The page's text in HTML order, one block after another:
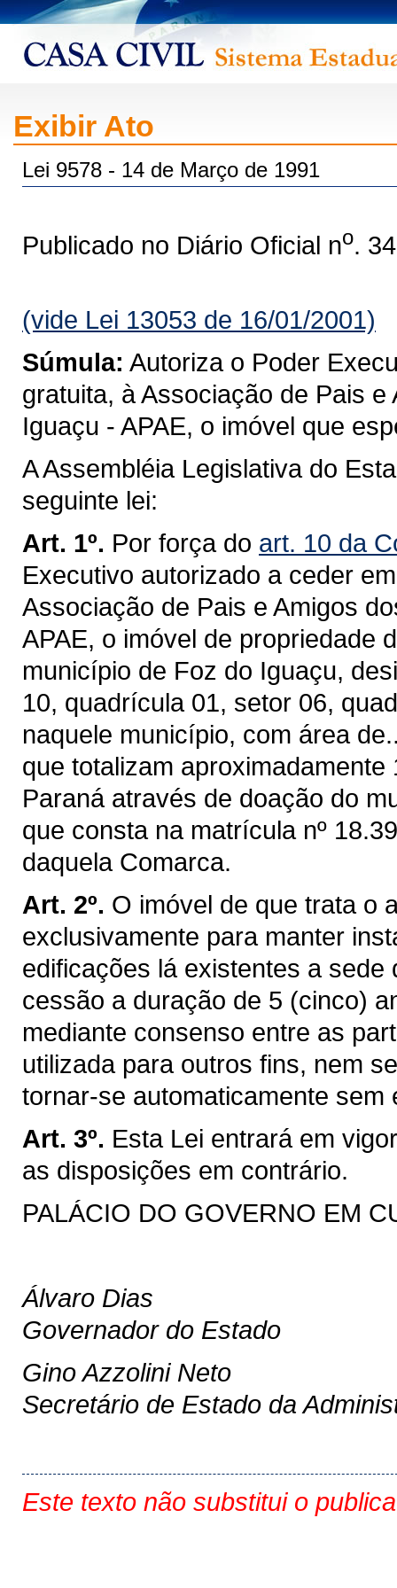
Exibir Ato
Lei 9578 - 14 de Março de 1991
Publicado no Diário Oficial no.
(vide Lei 13053 de 16/01/2001)
Súmula: Autoriza o Poder
gratuita, à Associação de Pais
Iguaçu - APAE, o imóvel que
A Assembléia Legislativa do
seguinte lei:
Art. 1º. Por força do art. 10 da
Executivo autorizado a ceder
Associação de Pais e Amigos
APAE, o imóvel de propriedade
município de Foz do Iguaçu,
10, quadrícula 01, setor 06,
naquele município, com área
que totalizam aproximadamente
Paraná através de doação do
que consta na matrícula nº
daquela Comarca.
Art. 2º. O imóvel de que trata o
exclusivamente para manter
edificações lá existentes a sede
cessão a duração de 5 (cinco)
mediante consenso entre as
utilizada para outros fins, nem
tornar-se automaticamente sem
Art. 3º. Esta Lei entrará em
as disposições em contrário.
PALÁCIO DO GOVERNO EM
Álvaro Dias
Governador do Estado
Gino Azzolini Neto
Secretário de Estado da
Este texto não substitui o